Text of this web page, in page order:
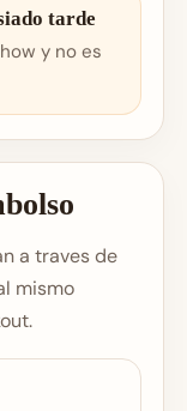
tarde
y no es
a traves de
mismo